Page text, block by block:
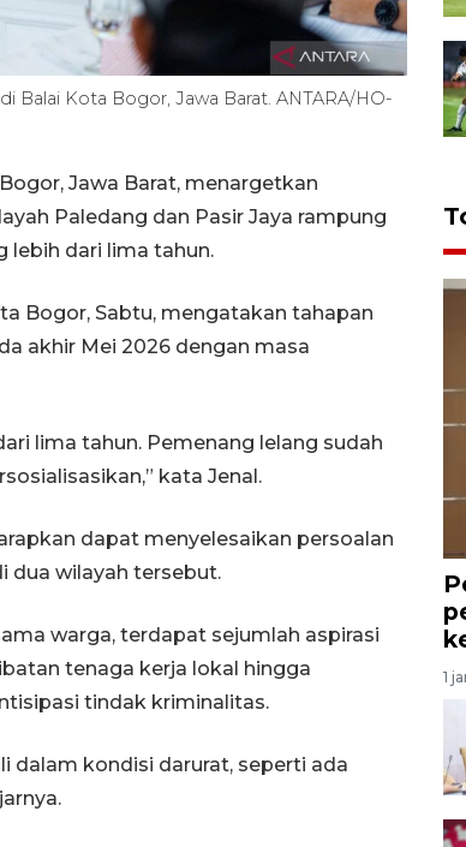
Balai Kota Bogor, Jawa Barat. ANTARA/HO-
Jawa Barat, menargetkan
Paledang dan Pasir Jaya rampung
lebih dari lima tahun.
Bogor, Sabtu, mengatakan tahapan
akhir Mei 2026 dengan masa
lima tahun. Pemenang lelang sudah
kata Jenal.
dapat menyelesaikan persoalan
dua wilayah tersebut.
warga, terdapat sejumlah aspirasi
tenaga kerja lokal hingga
tindak kriminalitas.
dalam kondisi darurat, seperti ada
1